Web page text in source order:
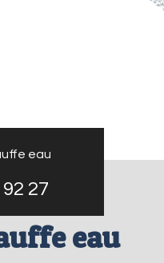
eau
27
eau